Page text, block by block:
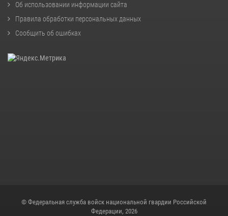
Об использовании информации сайта
Правила обработки персональных данных
Сообщить об ошибках
© Федеральная служба войск национальной гвардии Российской
Федерации, 2026